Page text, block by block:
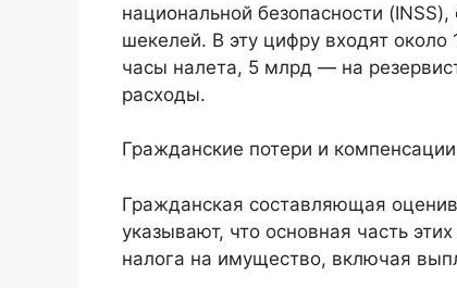
национальной безопасности
шекелей. В эту цифру входят
часы налета, 5 млрд — на
расходы.
Гражданские потери и компенсации
Гражданская составляющая
указывают, что основная часть
налога на имущество, включая